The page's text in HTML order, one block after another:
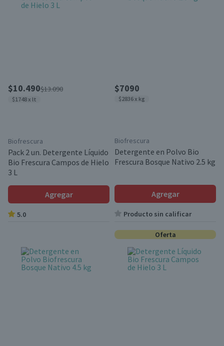
$10.490$13.090
$1748 x lt
Biofrescura
Pack 2 un. Detergente Líquido
Bio Frescura Campos de Hielo
3 L
Agregar
5.0
$7090
$2836 x kg
Biofrescura
Detergente en Polvo Bio
Frescura Bosque Nativo 2.5 kg
Agregar
Producto sin calificar
Oferta